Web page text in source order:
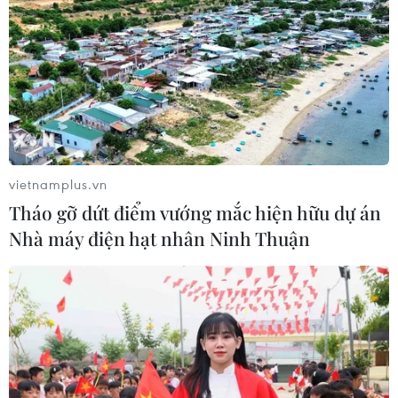
Sở hữu trí tuệ
Quy định sử dụng
RSS
Hỗ trợ
Ngôn ngữ
TTXVN
Dịch vụ tin
Quảng cáo
Liên hệ
Giấy phép số: 1374/GP-BTTTT do Bộ Thông tin và Truyền thông
cấp ngày 11/9/2008.
Quảng cáo: Phó TBT Nguyễn Thị Tám: 093.5958688, Email:
tamvna@gmail.com
Điện thoại: (024) 39411349 - (024) 39411348, Fax: (024)
39411348
Email:vietnamplus2008@gmail.com
© Bản quyền thuộc về VietnamPlus, TTXVN. Cấm sao chép dưới
vietnamplus.vn
Tháo gỡ dứt điểm vướng mắc hiện hữu dự án
Nhà máy điện hạt nhân Ninh Thuận